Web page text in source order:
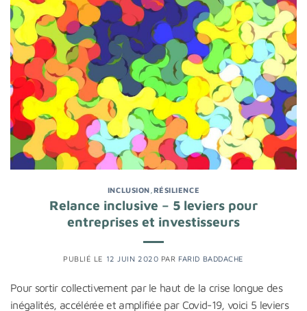
INCLUSION RÉSILIENCE
Relance inclusive – 5 leviers pour
entreprises et investisseurs
PUBLIÉ LE 12 JUIN 2020 PAR FARID BADDACHE
Pour sortir collectivement par le haut de la crise longue des
inégalités, accélérée et amplifiée par Covid-19, voici 5 leviers